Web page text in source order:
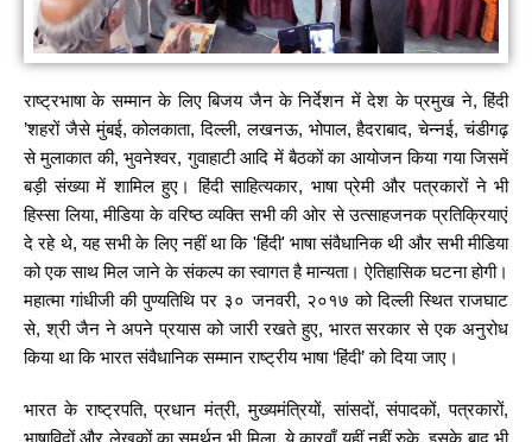
राष्ट्रभाषा के सम्मान के लिए बिजय जैन के निर्देशन में देश के प्रमुख ने, हिंदी
’शहरों जैसे मुंबई, कोलकाता, दिल्ली, लखनऊ, भोपाल, हैदराबाद, चेन्नई, चंडीगढ़
से मुलाकात की, भुवनेश्वर, गुवाहाटी आदि में बैठकों का आयोजन किया गया जिसमें
बड़ी संख्या में शामिल हुए। हिंदी साहित्यकार, भाषा प्रेमी और पत्रकारों ने भी
हिस्सा लिया, मीडिया के वरिष्ठ व्यक्ति सभी की ओर से उत्साहजनक प्रतिक्रियाएं
दे रहे थे, यह सभी के लिए नहीं था कि 'हिंदी' भाषा संवैधानिक थी और सभी मीडिया
को एक साथ मिल जाने के संकल्प का स्वागत है मान्यता। ऐतिहासिक घटना होगी।
महात्मा गांधीजी की पुण्यतिथि पर ३० जनवरी, २०१७ को दिल्ली स्थित राजघाट
से, श्री जैन ने अपने प्रयास को जारी रखते हुए, भारत सरकार से एक अनुरोध
किया था कि भारत संवैधानिक सम्मान राष्ट्रीय भाषा ‘हिंदी’ को दिया जाए।
भारत के राष्ट्रपति, प्रधान मंत्री, मुख्यमंत्रियों, सांसदों, संपादकों, पत्रकारों,
भाषाविदों और लेखकों का समर्थन भी मिला, ये कारवाँ यहीं नहीं रुके, इसके बाद भी